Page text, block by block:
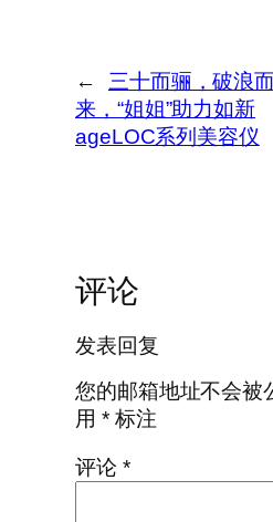
←
三十而骊，破浪而
来，“姐姐”助力如新
ageLOC系列美容仪
评论
发表回复
您的邮箱地址不会被
用 *标注
评论 *